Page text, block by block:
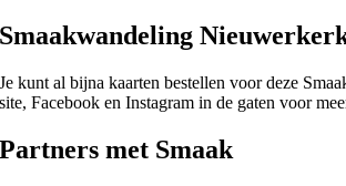
Smaakwandeling
Je kunt al bijna kaarten bestellen voor deze
site, Facebook en Instagram in de gaten voor
Partners met Smaak